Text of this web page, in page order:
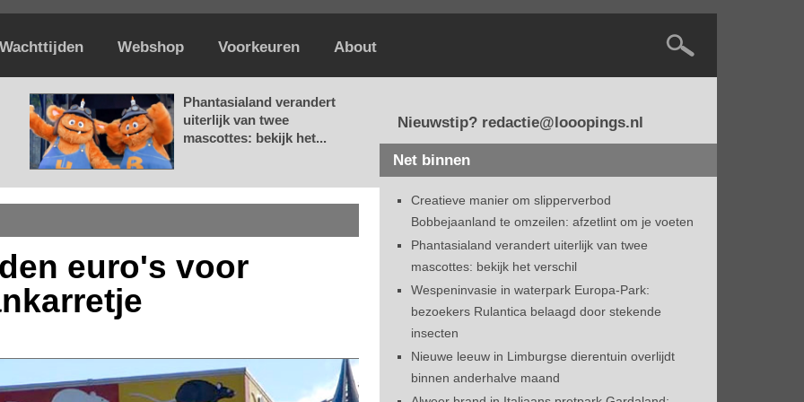
Wachttijden Webshop Voorkeuren About
Phantasialand verandert
uiterlijk van twee
mascottes: bekijk het...
euro's voor
Nieuwstip? redactie@looopings.nl
Net binnen
Creatieve manier om slipperverbod
Bobbejaanland te omzeilen: afzetlint om je voeten
Phantasialand verandert uiterlijk van twee
mascottes: bekijk het verschil
Wespeninvasie in waterpark Europa-Park:
bezoekers Rulantica belaagd door stekende
insecten
Nieuwe leeuw in Limburgse dierentuin overlijdt
binnen anderhalve maand